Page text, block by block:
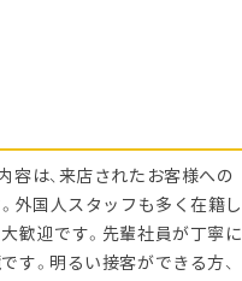
容は、来店されたお客様への
外国人スタッフも多く在籍し
歓迎です。先輩社員が丁寧に
す。明るい接客ができる方、